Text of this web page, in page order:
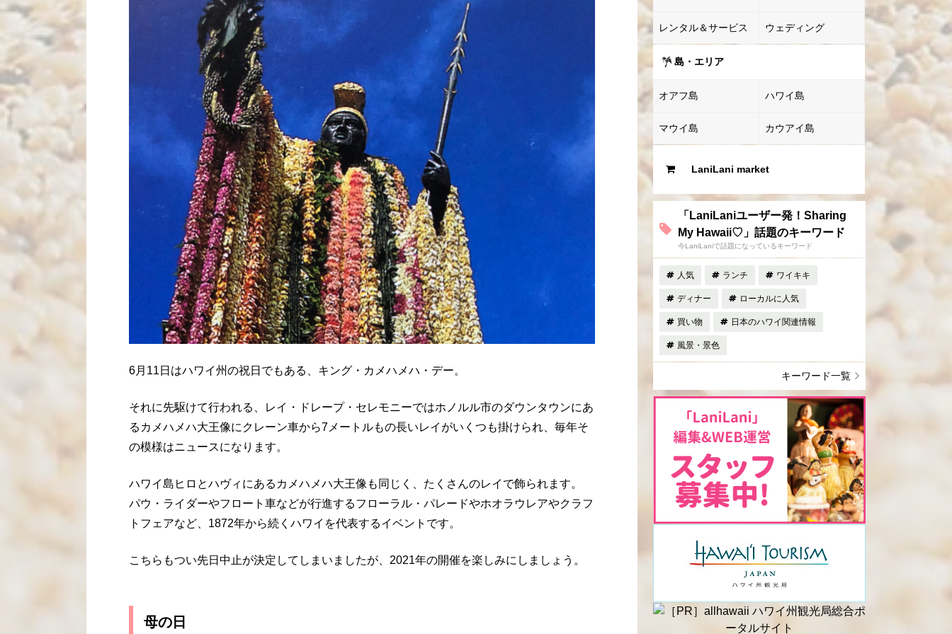
6月11日はハワイ州の祝日でもある、キング・カメハメハ・デー。
それに先駆けて行われる、レイ・ドレープ・セレモニーではホノルル市のダウンタウンにあ
るカメハメハ大王像にクレーン車から7メートルもの長いレイがいくつも掛けられ、毎年そ
の模様はニュースになります。
ハワイ島ヒロとハヴィにあるカメハメハ大王像も同じく、たくさんのレイで飾られます。
パウ・ライダーやフロート車などが行進するフローラル・パレードやホオラウレアやクラフ
トフェアなど、1872年から続くハワイを代表するイベントです。
こちらもつい先日中止が決定してしまいましたが、2021年の開催を楽しみにしましょう。
母の日
レンタル＆サービス ウェディング
島・エリア
オアフ島 ハワイ島
マウイ島 カウアイ島
LaniLani market
「LaniLaniユーザー発！Sharing
My Hawaii♡」話題のキーワード
今LaniLaniで話題になっているキーワード
人気 ランチ ワイキキ
ディナー ローカルに人気
買い物 日本のハワイ関連情報
風景・景色
キーワード一覧